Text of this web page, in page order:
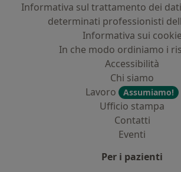
Informativa sul trattamento dei
determinati professionisti
Informativa sui cookie
In che modo ordiniamo i
Accessibilità
Chi siamo
Lavoro
Assumiamo!
Ufficio stampa
Contatti
Eventi
Per i pazienti